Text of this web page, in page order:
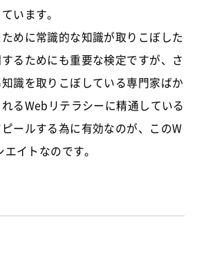
います。
めに常識的な知識が取りこぼした
るためにも重要な検定ですが、さ
識を取りこぼしている専門家ばか
るWebリテラシーに精通している
ールする為に有効なのが、このW
イトなのです。